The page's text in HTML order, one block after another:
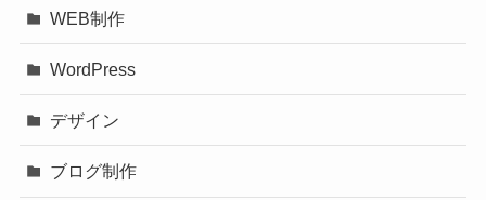
WEB制作
WordPress
デザイン
ブログ制作